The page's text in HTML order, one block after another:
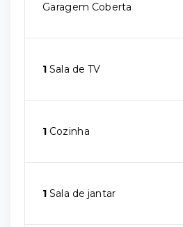
Garagem Coberta
1 Sala de TV
1 Cozinha
1 Sala de jantar